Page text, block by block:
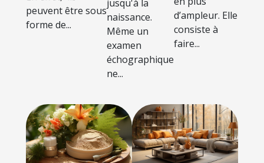
peuvent être sous
forme de...
jusqu'à la
naissance.
Même un
examen
échographique
ne...
d’ampleur. Elle
consiste à
faire...